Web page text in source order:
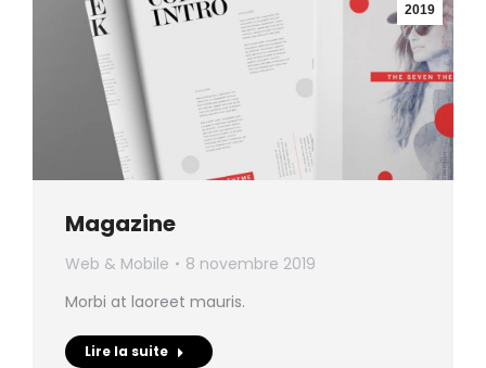
2019
Magazine
Web & Mobile
8 novembre 2019
Morbi at laoreet mauris.
Lire la suite